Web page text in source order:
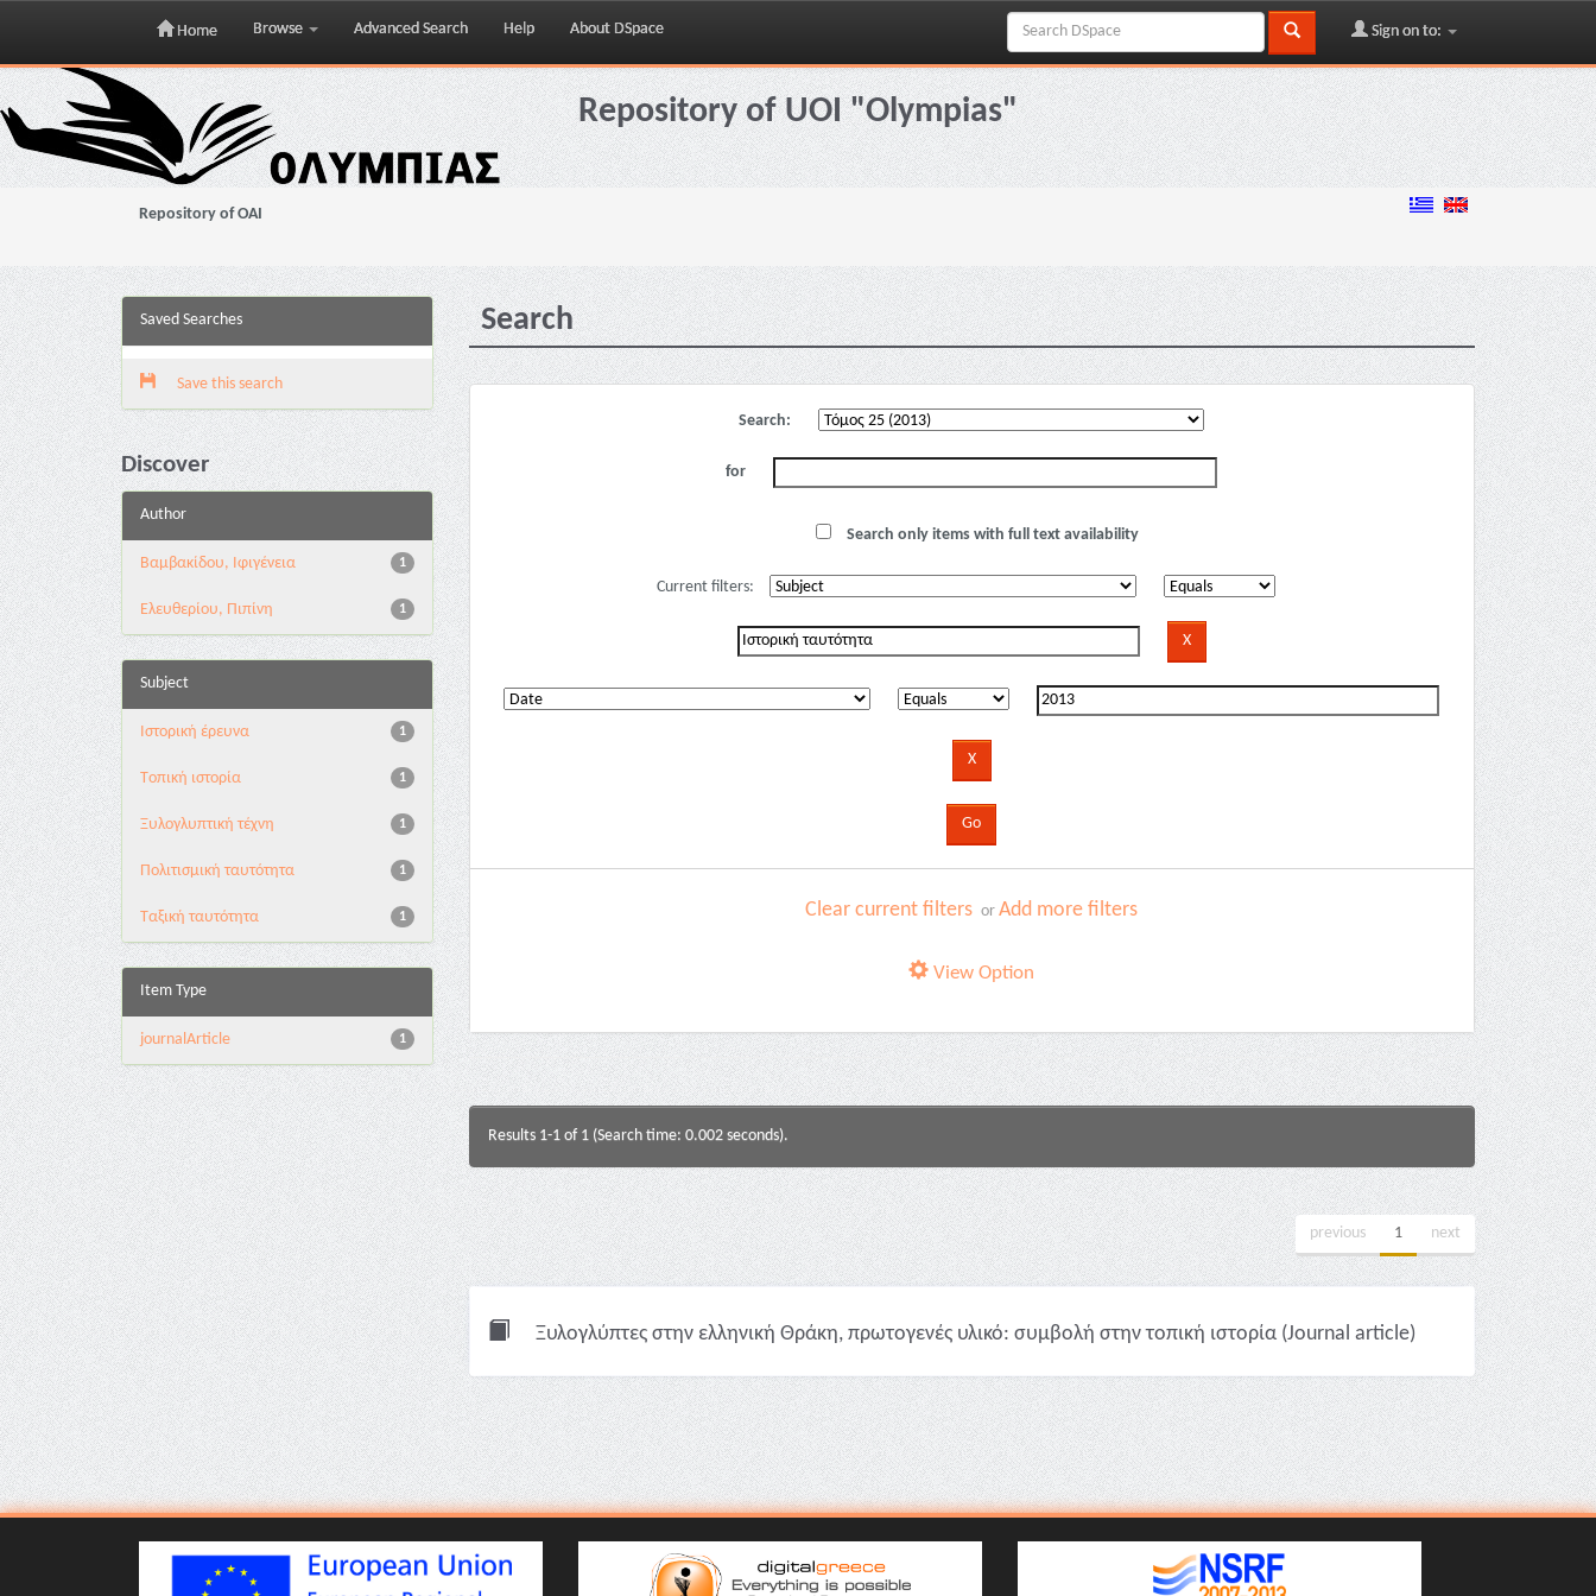
Skip
navigation
Home Browse Advanced Search Help About DSpace Sign on to:
Repository of UOI "Olympias"
Repository of OAI
Saved Searches
Save this search
Discover
Author
1
Βαμβακίδου, Ιφιγένεια
1
Ελευθερίου, Πιπίνη
Subject
1
Iστορική έρευνα
1
Tοπική ιστορία
1
Ξυλογλυπτική τέχνη
1
Πολιτισμική ταυτότητα
1
Ταξική ταυτότητα
Item Type
1
journalArticle
Search
Search:
for
Search only items with full text availability
Current filters:
Clear current filters orAdd more filters
View Option
Results 1-1 of 1 (Search time: 0.002 seconds).
previous 1 next
Ξυλογλύπτες στην ελληνική Θράκη, πρωτογενές υλικό: συμβολή στην τοπική ιστορία (Journal article)